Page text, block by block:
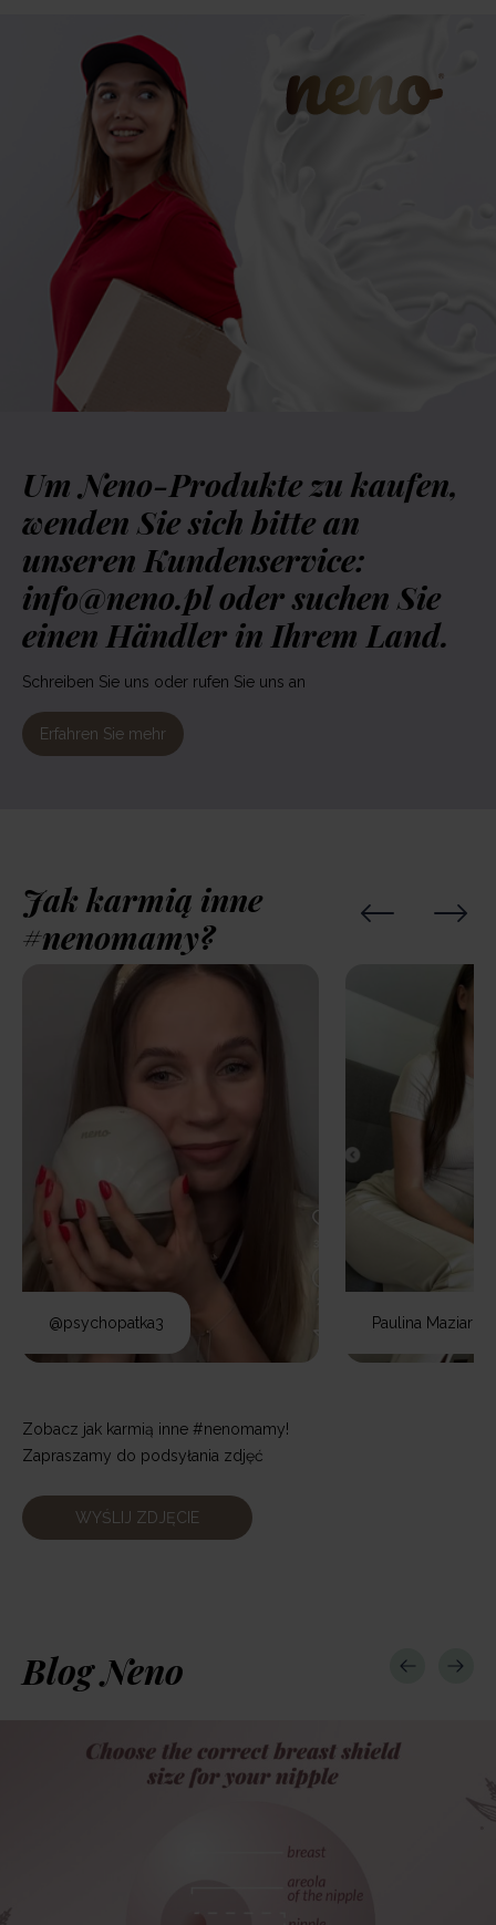
Um Neno-Produkte zu kaufen,
wenden Sie sich bitte an
unseren Kundenservice:
info@neno.pl oder suchen Sie
einen Händler in Ihrem Land.
Schreiben Sie uns oder rufen Sie uns an
Erfahren Sie mehr
Jak karmią inne
#nenomamy?
@psychopatka3 Paulina Maziarz
Zobacz jak karmią inne #nenomamy!
Zapraszamy do podsyłania zdjęć
WYŚLIJ ZDJĘCIE
Blog Neno